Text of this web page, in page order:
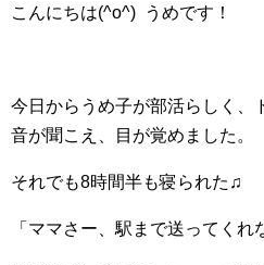
こんにちは(^o^) うめです！
今日からうめ子が部活らしく、
音が聞こえ、目が覚めました。
それでも8時間半も寝られた♫
「ママさー、駅まで送ってく